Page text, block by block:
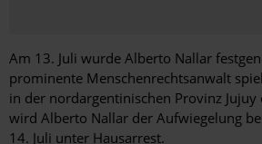
Am 13. Juli wurde Alberto Nallar
prominente Menschenrechtsanwalt
in der nordargentinischen Provinz Jujuy
wird Alberto Nallar der Aufwiegelung
14. Juli unter Hausarrest.